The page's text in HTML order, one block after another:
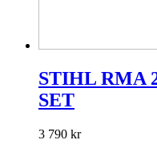
STIHL RMA
SET
3 790 kr